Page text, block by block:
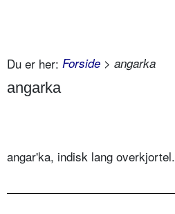
Du er her: Forside > angarka
angarka
angar'ka, indisk lang overkjortel.